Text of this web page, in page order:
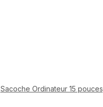
Sacoche Ordinateur 15 pouces